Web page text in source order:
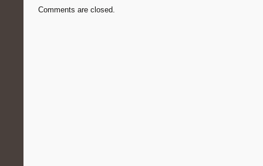
Comments are closed.